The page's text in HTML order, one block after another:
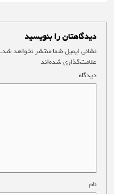
دیدگاهتان را بنویسید
نشانی ایمیل شما منتشر نخواهد شد.
علامت‌گذاری شده‌اند
دیدگاه
نام